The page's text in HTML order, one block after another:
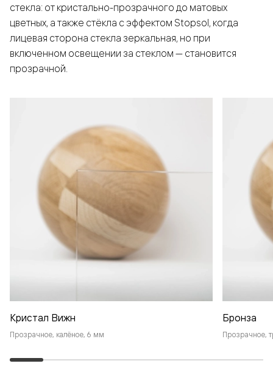
стекла: от кристально-прозрачного до матовых
цветных, а также стёкла с эффектом Stopsol, когда
лицевая сторона стекла зеркальная, но при
включенном освещении за стеклом — становится
прозрачной.
Кристал Вижн
Прозрачное, калёное, 6 мм
Бронза
Прозрачное,